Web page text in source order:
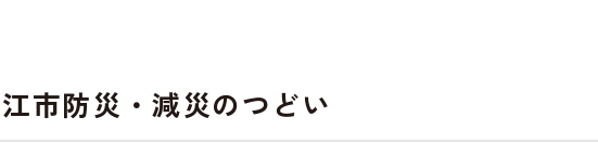
江市防災・減災のつどい